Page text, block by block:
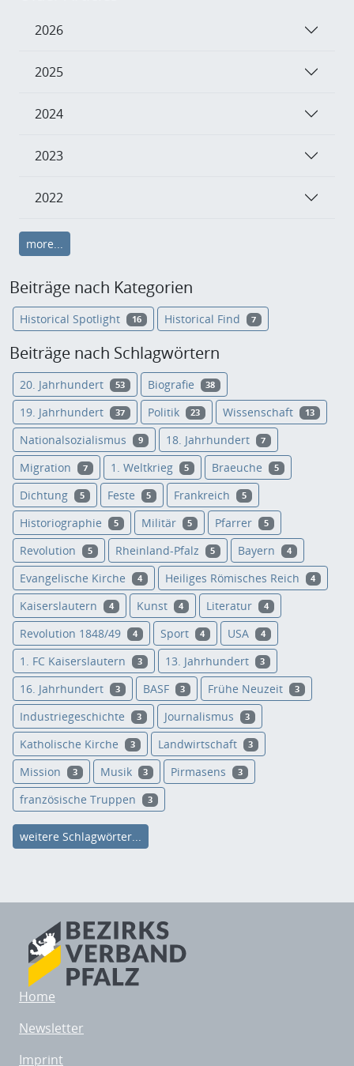
2026
2025
2024
2023
2022
more...
Beiträge nach Kategorien
Historical Spotlight 16 Historical Find 7
Beiträge nach Schlagwörtern
20. Jahrhundert 53 Biografie 38
19. Jahrhundert 37 Politik 23 Wissenschaft 13
Nationalsozialismus 9 18. Jahrhundert 7
Migration 7 1. Weltkrieg 5 Braeuche 5
Dichtung 5 Feste 5 Frankreich 5
Historiographie 5 Militär 5 Pfarrer 5
Revolution 5 Rheinland-Pfalz 5 Bayern 4
Evangelische Kirche 4 Heiliges Römisches Reich 4
Kaiserslautern 4 Kunst 4 Literatur 4
Revolution 1848/49 4 Sport 4 USA 4
1. FC Kaiserslautern 3 13. Jahrhundert 3
16. Jahrhundert 3 BASF 3 Frühe Neuzeit 3
Industriegeschichte 3 Journalismus 3
Katholische Kirche 3 Landwirtschaft 3
Mission 3 Musik 3 Pirmasens 3
französische Truppen 3
weitere Schlagwörter...
Home
Newsletter
Imprint